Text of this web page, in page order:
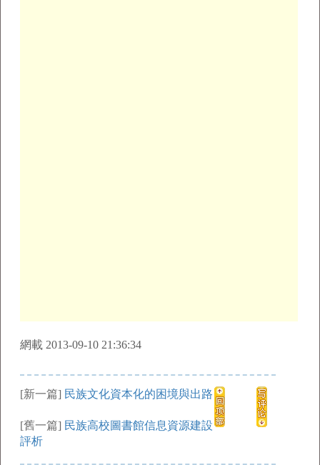
網載 2013-09-10 21:36:34
[新一篇] 民族文化資本化的困境與出路
[舊一篇] 民族高校圖書館信息資源建設
評析